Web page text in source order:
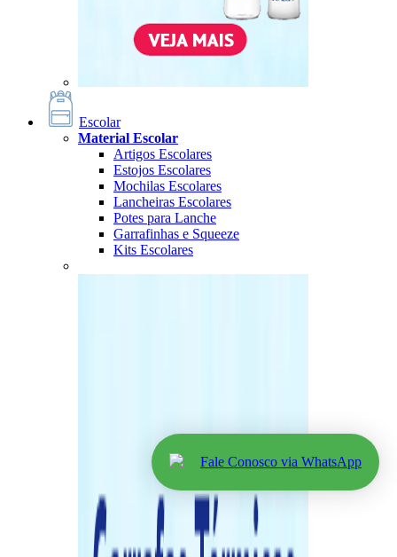
Escolar
Material Escolar
Artigos Escolares
Estojos Escolares
Mochilas Escolares
Lancheiras Escolares
Potes para Lanche
Garrafinhas e Squeeze
Kits Escolares
Fale Conosco via WhatsApp